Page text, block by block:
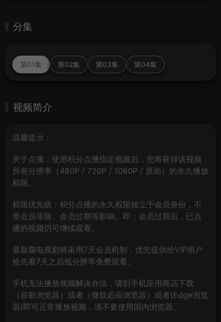
分集
第01集 第02集 第03集 第04集
视频简介
温馨提示：
关于点播：使用积分点播指定视频后，您将获得该视频
所有分辨率（480P / 720P / 1080P / 原画）的永久播放
权限。
权限优先级：积分点播的永久权限独立于会员身份，不
受会员等级、会员过期等影响。即：会员过期后，已点
播的视频仍可继续观看。
最新腐电视剧将采用7天会员机制，优先提供给VIP用户
抢先看7天之后低分辨率免费观看。
手机无法播放视频解决办法，请到手机应用商店下载
（谷歌浏览器）或者（微软必应浏览器）或者(Edge浏览
器)即可正常播放视频，请不要使用国内浏览器。